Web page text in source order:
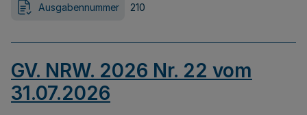
Ausgabennummer 210
GV. NRW. 2026 Nr. 22 vom
31.07.2026